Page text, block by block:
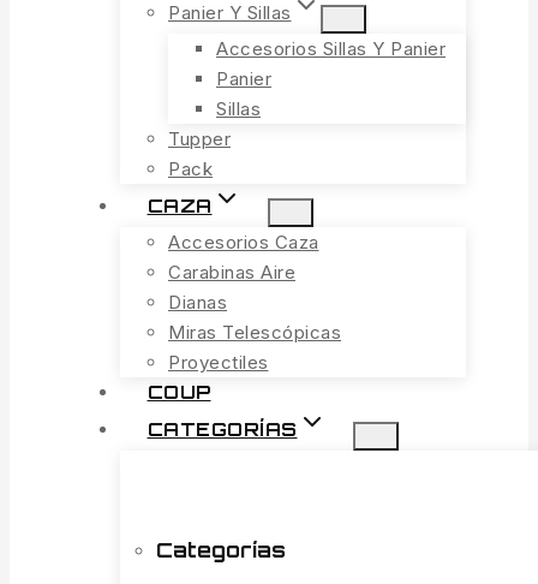
Panier Y Sillas
Accesorios Sillas Y Panier
Panier
Sillas
Tupper
Pack
CAZA
Accesorios Caza
Carabinas Aire
Dianas
Miras Telescópicas
Proyectiles
COUP
CATEGORÍAS
Categorías